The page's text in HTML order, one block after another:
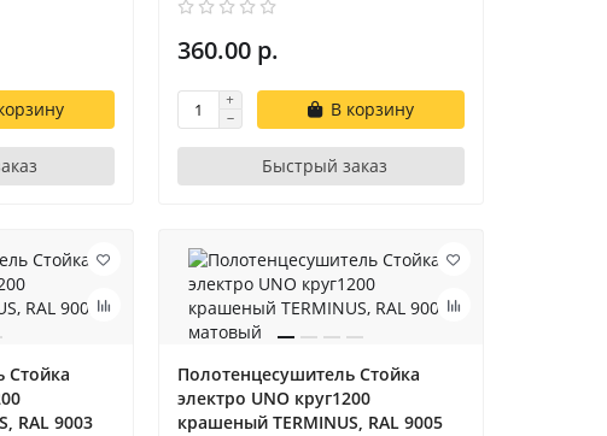
360.00 р.
В корзину
Быстрый заказ
Стойка
RAL 9003
Полотенцесушитель Стойка
электро UNO круг1200
крашеный TERMINUS, RAL 9005